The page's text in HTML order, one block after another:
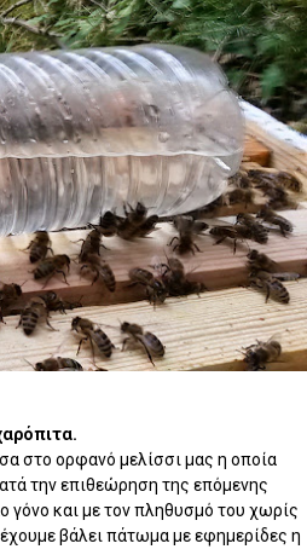
στο ορφανό μελίσσι μας η οποία
την επιθεώρηση της επόμενης
γόνο και με τον πληθυσμό του χωρίς
βάλει πάτωμα με εφημερίδες η